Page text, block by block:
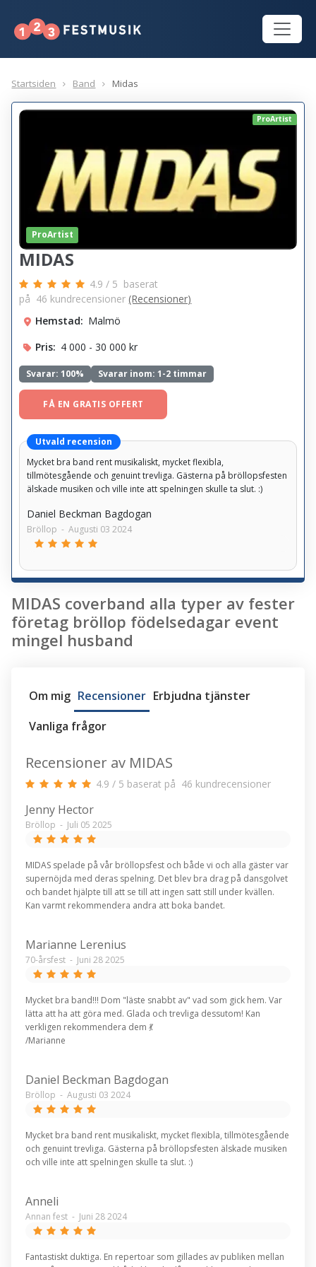
Startsiden Band Midas
ProArtist
MIDAS
ProArtist
4.9 / 5 baserat
på 46 kundrecensioner (Recensioner)
Hemstad: Malmö
Pris: 4 000 - 30 000 kr
Svarar:100% Svarar inom: 1-2 timmar
FÅ EN GRATIS OFFERT
Utvald recension
Mycket bra band rent musikaliskt, mycket flexibla,
tillmötesgående och genuint trevliga. Gästerna på bröllopsfesten
älskade musiken och ville inte att spelningen skulle ta slut. :)
Daniel Beckman Bagdogan
Bröllop - Augusti 03 2024
MIDAS coverband alla typer av fester
företag bröllop födelsedagar event
mingel husband
Om mig Recensioner Erbjudna tjänster
Vanliga frågor
Recensioner av MIDAS
4.9 / 5 baserat på 46 kundrecensioner
Jenny Hector
Bröllop - Juli 05 2025
MIDAS spelade på vår bröllopsfest och både vi och alla gäster var
supernöjda med deras spelning. Det blev bra drag på dansgolvet
och bandet hjälpte till att se till att ingen satt still under kvällen.
Kan varmt rekommendera andra att boka bandet.
Marianne Lerenius
70-årsfest - Juni 28 2025
Mycket bra band!!! Dom "läste snabbt av" vad som gick hem. Var
lätta att ha att göra med. Glada och trevliga dessutom! Kan
verkligen rekommendera dem 💃
/Marianne
Daniel Beckman Bagdogan
Bröllop - Augusti 03 2024
Mycket bra band rent musikaliskt, mycket flexibla, tillmötesgående
och genuint trevliga. Gästerna på bröllopsfesten älskade musiken
och ville inte att spelningen skulle ta slut. :)
Anneli
Annan fest - Juni 28 2024
Fantastiskt duktiga. En repertoar som gillades av publiken mellan